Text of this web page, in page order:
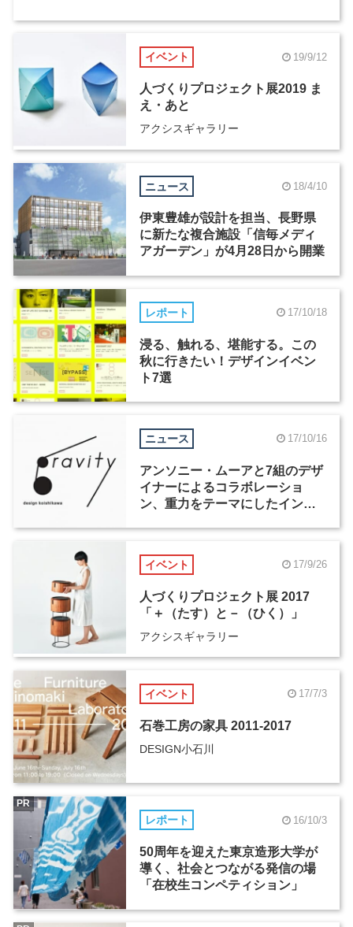
イベント 19/9/12
人づくりプロジェクト展2019 ま
え・あと
アクシスギャラリー
ニュース 18/4/10
伊東豊雄が設計を担当、長野県
に新たな複合施設「信毎メディ
アガーデン」が4月28日から開業
レポート 17/10/18
浸る、触れる、堪能する。この
秋に行きたい！デザインイベン
ト7選
ニュース 17/10/16
アンソニー・ムーアと7組のデザ
イナーによるコラボレーショ
ン、重力をテーマにしたインス
イベント 17/9/26
人づくりプロジェクト展 2017
「＋（たす）と－（ひく）」
アクシスギャラリー
イベント 17/7/3
石巻工房の家具 2011-2017
DESIGN小石川
レポート 16/10/3
50周年を迎えた東京造形大学が
導く、社会とつながる発信の場
「在校生コンペティション」
PR